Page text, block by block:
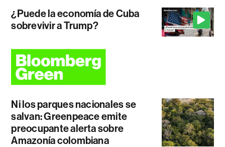
¿Puede la economía de Cuba
sobrevivir a Trump?
Ni los parques nacionales se
salvan: Greenpeace emite
preocupante alerta sobre
Amazonía colombiana